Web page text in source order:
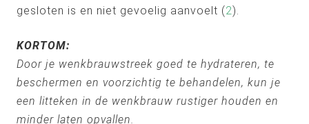
gesloten is en niet gevoelig aanvoelt (2).
KORTOM:
Door je wenkbrauwstreek goed te hydrateren, te
beschermen en voorzichtig te behandelen, kun je
een litteken in de wenkbrauw rustiger houden en
minder laten opvallen.